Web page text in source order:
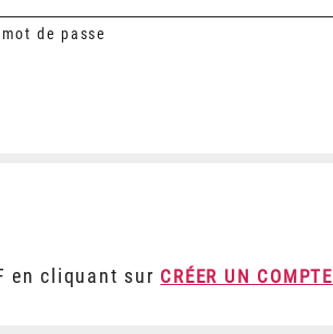
mot de passe
en cliquant sur CRÉER UN COMPTE